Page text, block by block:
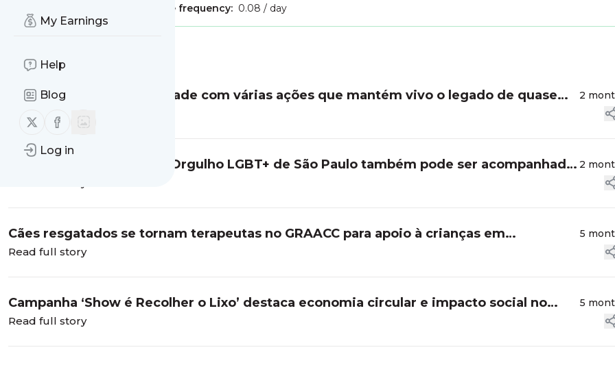
My Earnings
Help
Blog
Follow us on X (twitter)
Follow us on Facebook
Log in
Message frequency: 0.08 / day
Message
Amstel festeja a diversidade com várias ações que mantém vivo o legado de quase
uma década ao lado da Parada do Orgu...
2
Read full story
30ª edição da Parada do Orgulho LGBT+ de São Paulo também pode ser acompanhada
2
Cães resgatados se tornam terapeutas no GRAACC para apoio à crianças em
tratamento oncológico
5
Read full story
Campanha ‘Show é Recolher o Lixo’ destaca economia circular e impacto social no
Carnaval
5
Read full story